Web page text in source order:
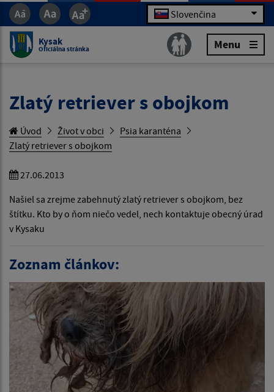
Slovenčina
Kysak
Oficiálna stránka Menu
Zlatý retriever s obojkom
Úvod Život v obci
Psia karanténa
Zlatý retriever s obojkom
27.06.2013
Našiel sa zrejme zabehnutý zlatý retriever s obojkom, bez
štítku. Kto by o ňom niečo vedel, nech kontaktuje obecný úrad
v Kysaku
Zoznam článkov: